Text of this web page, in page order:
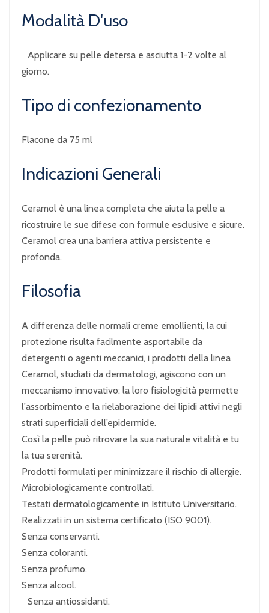
Modalità D'uso
Applicare su pelle detersa e asciutta 1-2 volte al
giorno.
Tipo di confezionamento
Flacone da 75 ml
Indicazioni Generali
Ceramol è una linea completa che aiuta la pelle a
ricostruire le sue difese con formule esclusive e sicure.
Ceramol crea una barriera attiva persistente e
profonda.
Filosofia
A differenza delle normali creme emollienti, la cui
protezione risulta facilmente asportabile da
detergenti o agenti meccanici, i prodotti della linea
Ceramol, studiati da dermatologi, agiscono con un
meccanismo innovativo: la loro fisiologicità permette
l'assorbimento e la rielaborazione dei lipidi attivi negli
strati superficiali dell’epidermide.
Così la pelle può ritrovare la sua naturale vitalità e tu
la tua serenità.
Prodotti formulati per minimizzare il rischio di allergie.
Microbiologicamente controllati.
Testati dermatologicamente in Istituto Universitario.
Realizzati in un sistema certificato (ISO 9001).
Senza conservanti.
Senza coloranti.
Senza profumo.
Senza alcool.
Senza antiossidanti.